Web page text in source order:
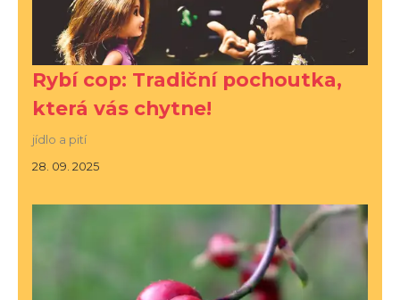
Rybí cop: Tradiční pochoutka,
která vás chytne!
jídlo a pití
28. 09. 2025